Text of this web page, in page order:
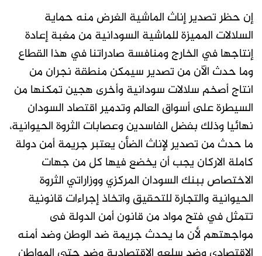
إن حظر تصدير إناث الماشية الغرض منه حماية
السلالات المميزة للماشية السودانية من مغبة إعادة
إنتاجها في الخارج ومنافسة صادراتنا في هذا القطاع
وما حدث الآن من تصدير سيمكن منطقة نجران من
انتاج أصخم سلالات سودانية وأخرى هجين تمكنها من
السيطرة على أسواق العالم وتدمير اقتصاد السودان
نهائيا وذلك بفضل الفاسدين وعصابات الثروة الحيوانية،
ما حدث من تصدير لإناث الضأن يعتبر جريمة أمن دولة
كاملة الاركان يجب أن يخضع فيها كل من جهات
الاختصاص ببنك السودان المركزي ووزاراتي الثروة
الحيوانية والتجارة للتحقيق واتخاذ إجراءات قانونية
تتمثل في فتح مواد من قانون أمن الدولة فى
مواجهتهم لأن ما يحدث جريمة ضد الوطن وضد أمنه